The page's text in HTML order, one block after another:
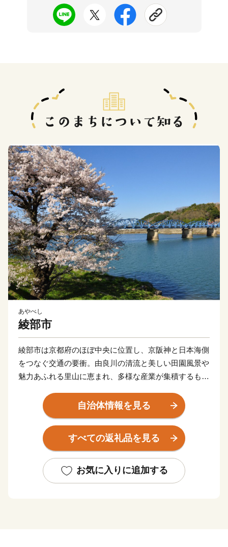
あやべし
綾部市
綾部市は京都府のほぼ中央に位置し、京阪神と日本海側
をつなぐ交通の要衝。由良川の清流と美しい田園風景や
魅力あふれる里山に恵まれ、多様な産業が集積するもの
です。清らかな水と自然豊かな風土から四季折々に自慢
の特産品が生産され、お米やお茶・丹波栗をはじめ、み
ず菜や万願寺甘とうなどの京野菜、清流「由良川」で育
つた鮎や丹波の猪肉も絶品です。
自治体情報を見る
すべての返礼品を見る
お気に入りに追加する